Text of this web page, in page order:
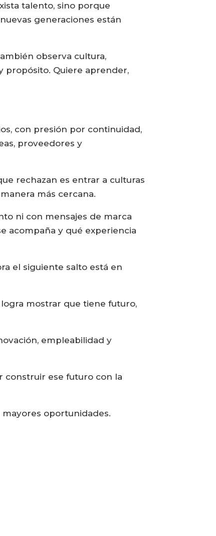
talento, sino porque
generaciones están
observa cultura,
propósito. Quiere aprender,
con presión por continuidad,
proveedores y
rechazan es entrar a culturas
más cercana.
ni con mensajes de marca
acompaña y qué experiencia
el siguiente salto está en
mostrar que tiene futuro,
empleabilidad y
construir ese futuro con la
oportunidades.